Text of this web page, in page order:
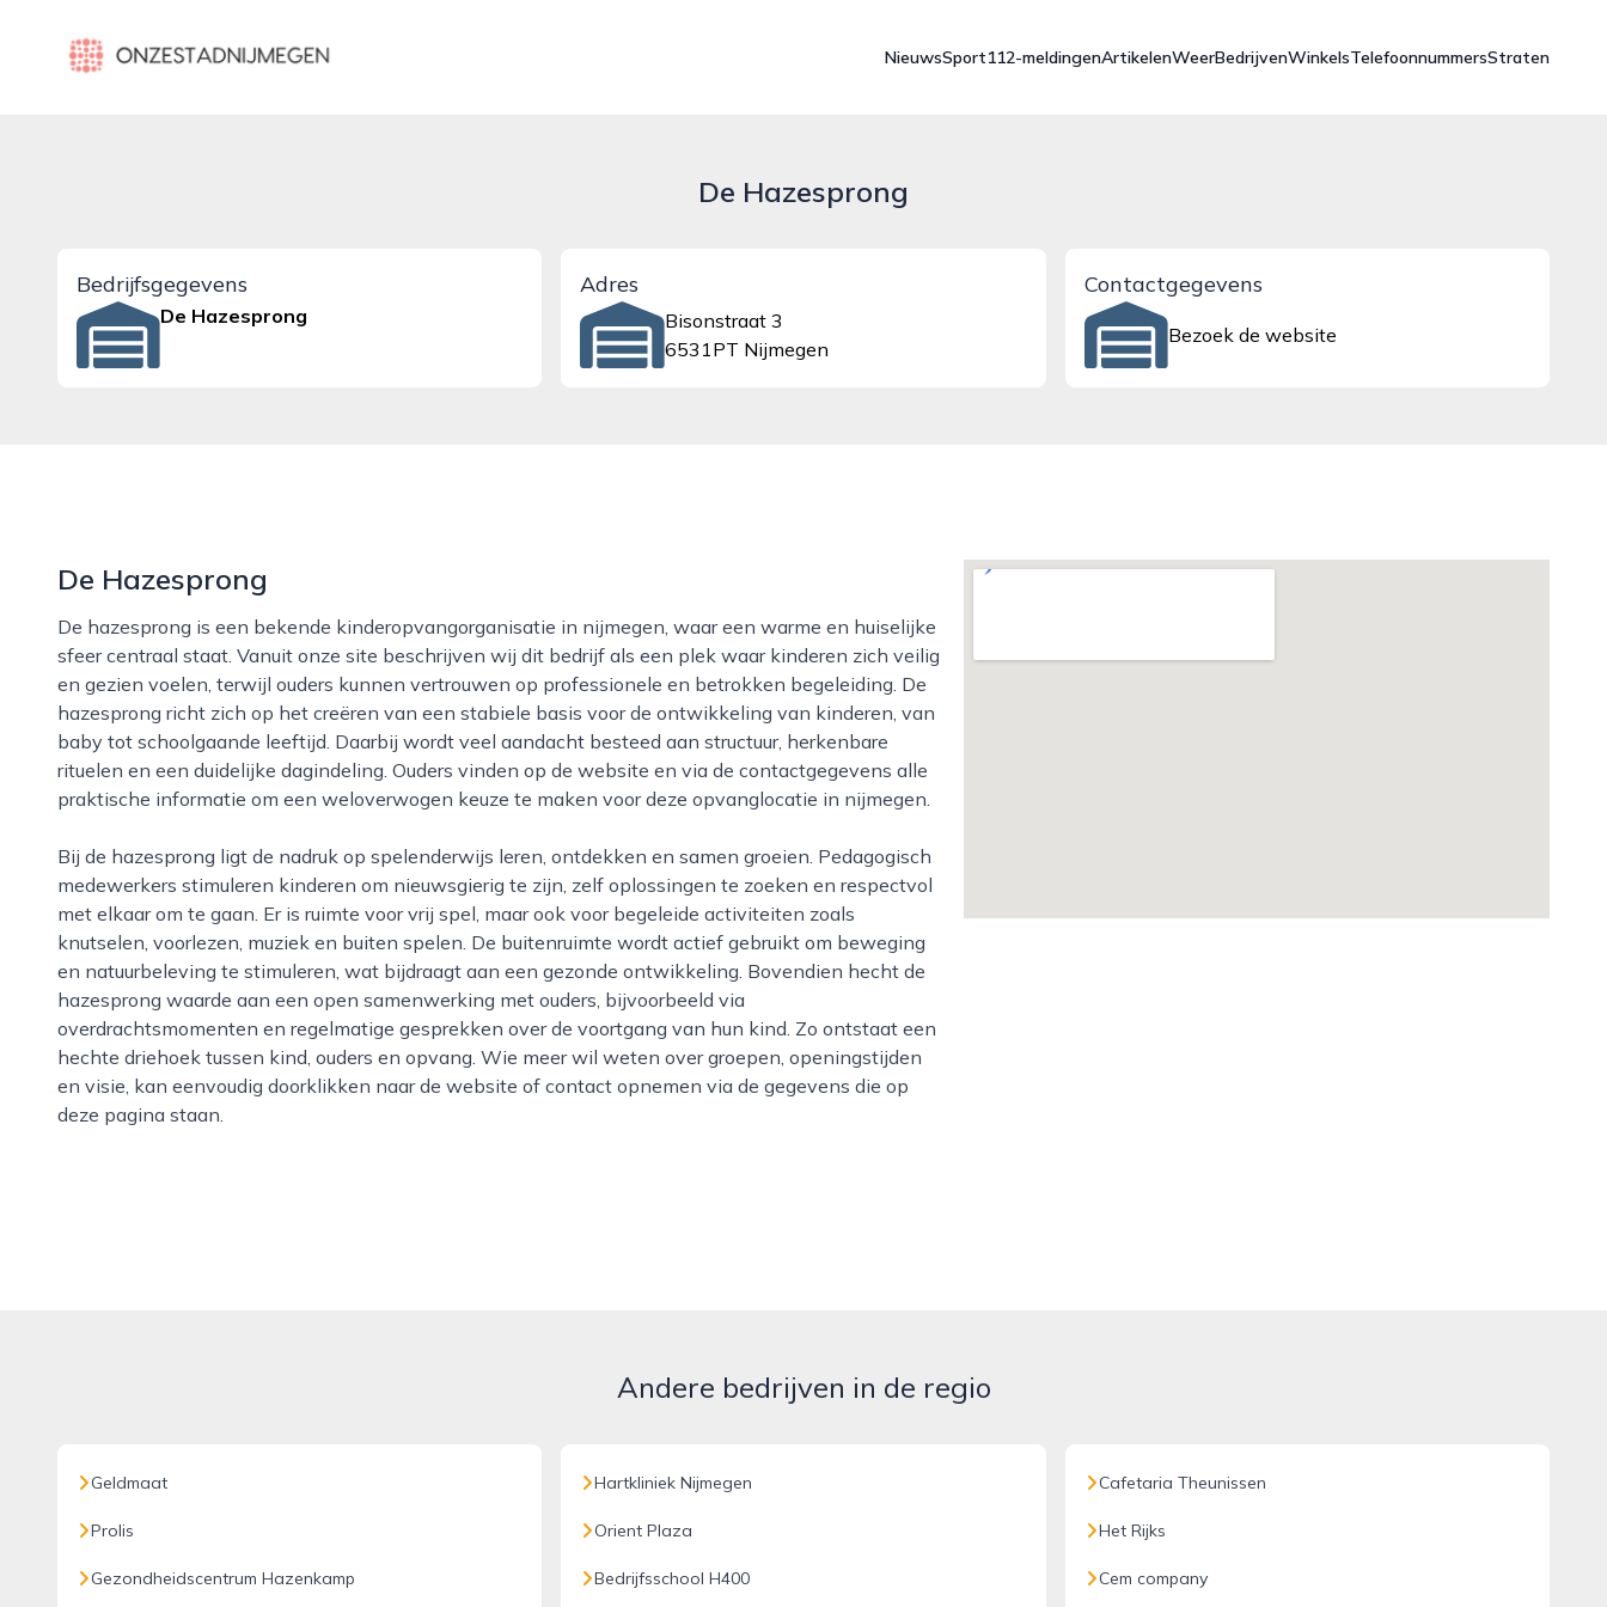
onzestadnijmegen.nl
NieuwsSport112-meldingenArtikelenWeerBedrijvenWinkelsTelefoonnummersStraten
De Hazesprong
Bedrijfsgegevens
De Hazesprong
Adres
Bisonstraat 3
6531PT Nijmegen
Contactgegevens
Bezoek de website
De Hazesprong
De hazesprong is een bekende kinderopvangorganisatie in nijmegen, waar een warme en huiselijke
sfeer centraal staat. Vanuit onze site beschrijven wij dit bedrijf als een plek waar kinderen zich veilig
en gezien voelen, terwijl ouders kunnen vertrouwen op professionele en betrokken begeleiding. De
hazesprong richt zich op het creëren van een stabiele basis voor de ontwikkeling van kinderen, van
baby tot schoolgaande leeftijd. Daarbij wordt veel aandacht besteed aan structuur, herkenbare
rituelen en een duidelijke dagindeling. Ouders vinden op de website en via de contactgegevens alle
praktische informatie om een weloverwogen keuze te maken voor deze opvanglocatie in nijmegen.
Bij de hazesprong ligt de nadruk op spelenderwijs leren, ontdekken en samen groeien. Pedagogisch
medewerkers stimuleren kinderen om nieuwsgierig te zijn, zelf oplossingen te zoeken en respectvol
met elkaar om te gaan. Er is ruimte voor vrij spel, maar ook voor begeleide activiteiten zoals
knutselen, voorlezen, muziek en buiten spelen. De buitenruimte wordt actief gebruikt om beweging
en natuurbeleving te stimuleren, wat bijdraagt aan een gezonde ontwikkeling. Bovendien hecht de
hazesprong waarde aan een open samenwerking met ouders, bijvoorbeeld via
overdrachtsmomenten en regelmatige gesprekken over de voortgang van hun kind. Zo ontstaat een
hechte driehoek tussen kind, ouders en opvang. Wie meer wil weten over groepen, openingstijden
en visie, kan eenvoudig doorklikken naar de website of contact opnemen via de gegevens die op
deze pagina staan.
Andere bedrijven in de regio
Geldmaat
Prolis
Gezondheidscentrum Hazenkamp
Hartkliniek Nijmegen
Orient Plaza
Bedrijfsschool H400
Cafetaria Theunissen
Het Rijks
Cem company